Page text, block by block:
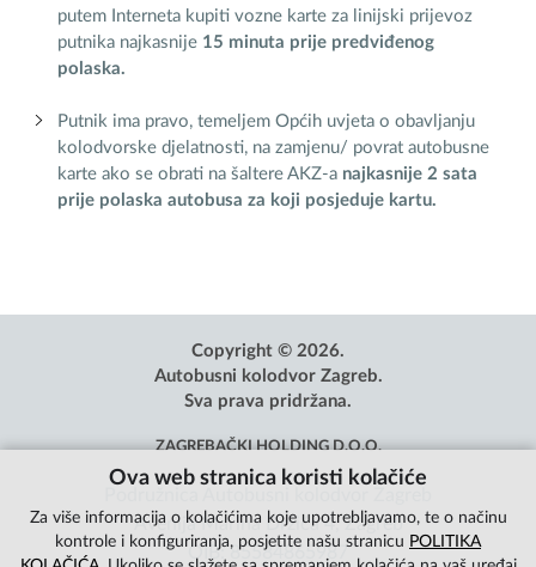
putem Interneta kupiti vozne karte za linijski prijevoz
putnika najkasnije 15 minuta prije predviđenog
polaska.
Putnik ima pravo, temeljem Općih uvjeta o obavljanju
kolodvorske djelatnosti, na zamjenu/ povrat autobusne
karte ako se obrati na šaltere AKZ-a najkasnije 2 sata
prije polaska autobusa za koji posjeduje kartu.
Copyright © 2026.
Autobusni kolodvor Zagreb.
Sva prava pridržana.
ZAGREBAČKI HOLDING D.O.O.
Avenija Marina Držića 4, Zagreb
OIB: 85584865987
Ova web stranica koristi kolačiće
Za više informacija o kolačićima koje upotrebljavamo, te o načinu
kontrole i konfiguriranja, posjetite našu stranicu POLITIKA